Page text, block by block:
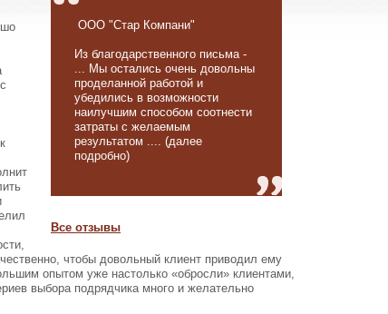
ООО "Стар Компани"
Из благодарственного письма -
... Мы остались очень довольны
проделанной работой и
убедились в возможности
наилучшим способом соотнести
затраты с желаемым
результатом .... (далее
подробно)
Все отзывы
чтобы довольный клиент приводил ему
опытом уже настолько «обросли» клиентами,
выбора подрядчика много и желательно